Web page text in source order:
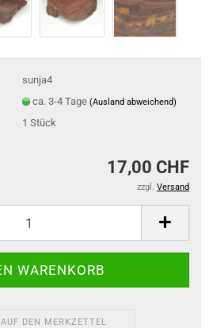
sunja4
ca. 3-4 Tage (Ausland abweichend)
1 Stück
17,00 CHF
zzgl. Versand
AUF DEN MERKZETTEL